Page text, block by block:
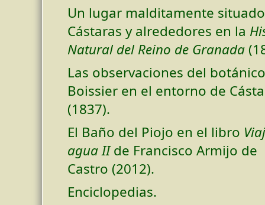
Un lugar malditamente
Cástaras y alrededores en la
Natural del Reino de Granada
Las observaciones del botánico
Boissier en el entorno de
(1837).
El Baño del Piojo en el libro
agua IIde Francisco Armijo de
Castro (2012).
Enciclopedias.